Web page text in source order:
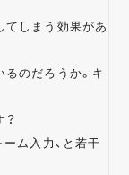
しまう効果があ
のだろうか。キ
ム入力、と若干